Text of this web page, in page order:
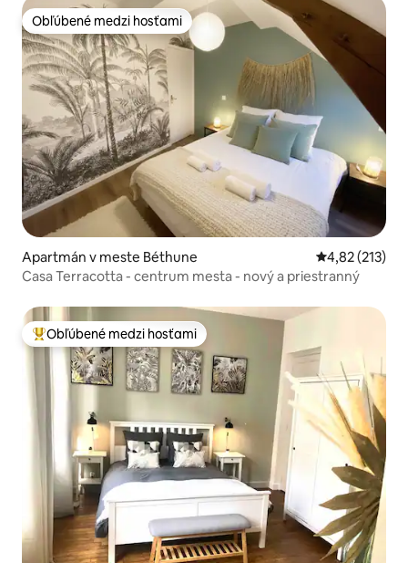
Obľúbené medzi hosťami
Obľúbené medzi hosťami
Apartmán v meste Béthune Priemerné
4,82 (213)
Casa Terracotta - centrum mesta - nový a priestranný
Najobľúbenejšie medzi hosťami
Obľúbené medzi hosťami